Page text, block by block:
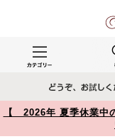
【 2026年 夏季休業中